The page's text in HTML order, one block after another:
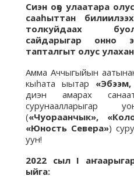
Сиэн оҕо улаатара
сааһыттан
толкуйдаах
сайдарыгар онно
тапталгыт олус
Амма Аччыгыйын
кыһата ыытар
диэн амарах
сурунаалларыгар
(«Чуораанчык»,
«Юность Севера»)
уун!
2022 сыл I
ыйга: